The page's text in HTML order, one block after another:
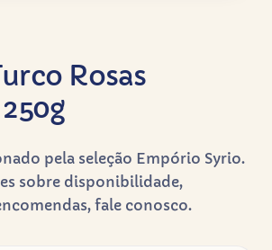
Rosas
pela seleção Empório Syrio.
sobre disponibilidade,
fale conosco.